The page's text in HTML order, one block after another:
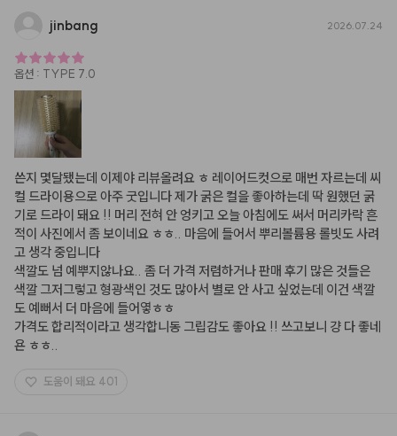
jinbang 2026.07.24
옵션 : TYPE 7.0
쓴지 몇달됐는데 이제야 리뷰올려요 ㅎ 레이어드컷으로 매번 자르는데 씨
컬 드라이용으로 아주 굿입니다 제가 굵은 컬을 좋아하는데 딱 원했던 굵
기로 드라이 돼요 !! 머리 전혀 안 엉키고 오늘 아침에도 써서 머리카락 흔
적이 사진에서 좀 보이네요 ㅎㅎ.. 마음에 들어서 뿌리볼륨용 롤빗도 사려
고 생각 중입니다
색깔도 넘 예뿌지않나요.. 좀 더 가격 저렴하거나 판매 후기 많은 것들은
색깔 그저그렇고 형광색인 것도 많아서 별로 안 사고 싶었는데 이건 색깔
도 예뻐서 더 마음에 들어옇ㅎㅎ
가격도 합리적이라고 생각합니동 그립감도 좋아요 !! 쓰고보니 걍 다 좋네
욘 ㅎㅎ..
도움이 돼요 401